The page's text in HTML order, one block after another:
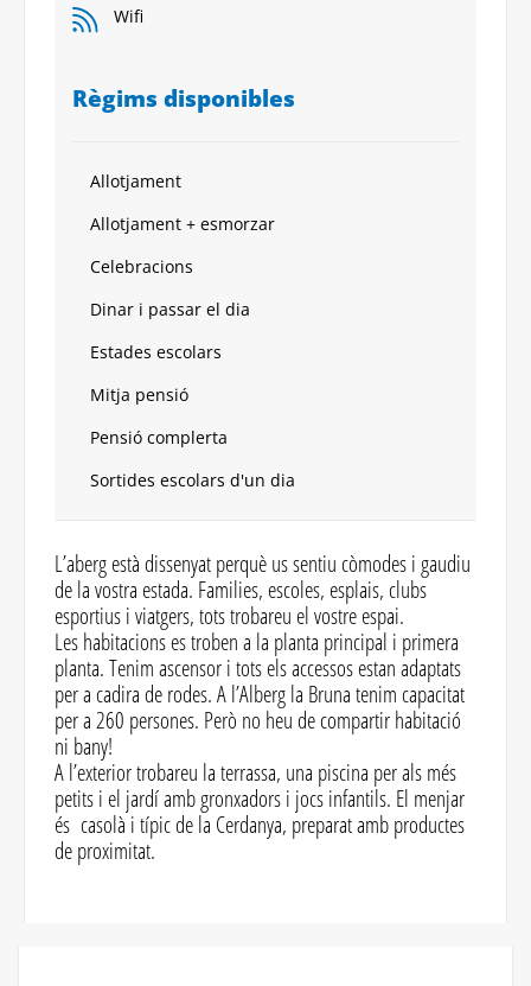
Wifi
Règims disponibles
Allotjament
Allotjament + esmorzar
Celebracions
Dinar i passar el dia
Estades escolars
Mitja pensió
Pensió complerta
Sortides escolars d'un dia
L’aberg està dissenyat perquè us sentiu còmodes i gaudiu
de la vostra estada. Families, escoles, esplais, clubs
esportius i viatgers, tots trobareu el vostre espai.
Les habitacions es troben a la planta principal i primera
planta. Tenim ascensor i tots els accessos estan adaptats
per a cadira de rodes. A l’Alberg la Bruna tenim capacitat
per a 260 persones. Però no heu de compartir habitació
ni bany!
A l’exterior trobareu la terrassa, una piscina per als més
petits i el jardí amb gronxadors i jocs infantils. El menjar
és casolà i típic de la Cerdanya, preparat amb productes
de proximitat.